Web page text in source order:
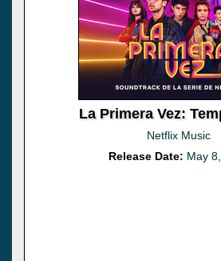
La Primera Vez:
Netflix Music
Release Date: May